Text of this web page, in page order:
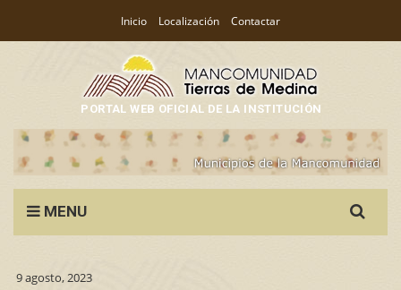
Inicio Localización Contactar
PORTAL WEB OFICIAL DE LA INSTITUCIÓN
MENU
for:
9 agosto, 2023